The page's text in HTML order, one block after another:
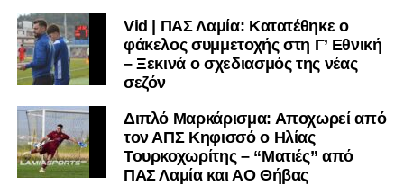
μαθαίνετε σε χρόνο dt όλα τα νέα.Vid | ΠΑΣ Λαμία: Κατατέθηκε ο
φάκελος συμμετοχής στη Γ’ Εθνική
– Ξεκινά ο σχεδιασμός της νέας
σεζόν
Διπλό Μαρκάρισμα: Αποχωρεί από
τον ΑΠΣ Κηφισσό ο Ηλίας
Τουρκοχωρίτης – “Ματιές” από
ΠΑΣ Λαμία και ΑΟ Θήβας